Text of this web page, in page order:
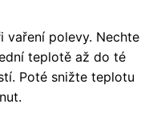
polevy. Nechte
teplotě až do té
Poté snižte teplotu